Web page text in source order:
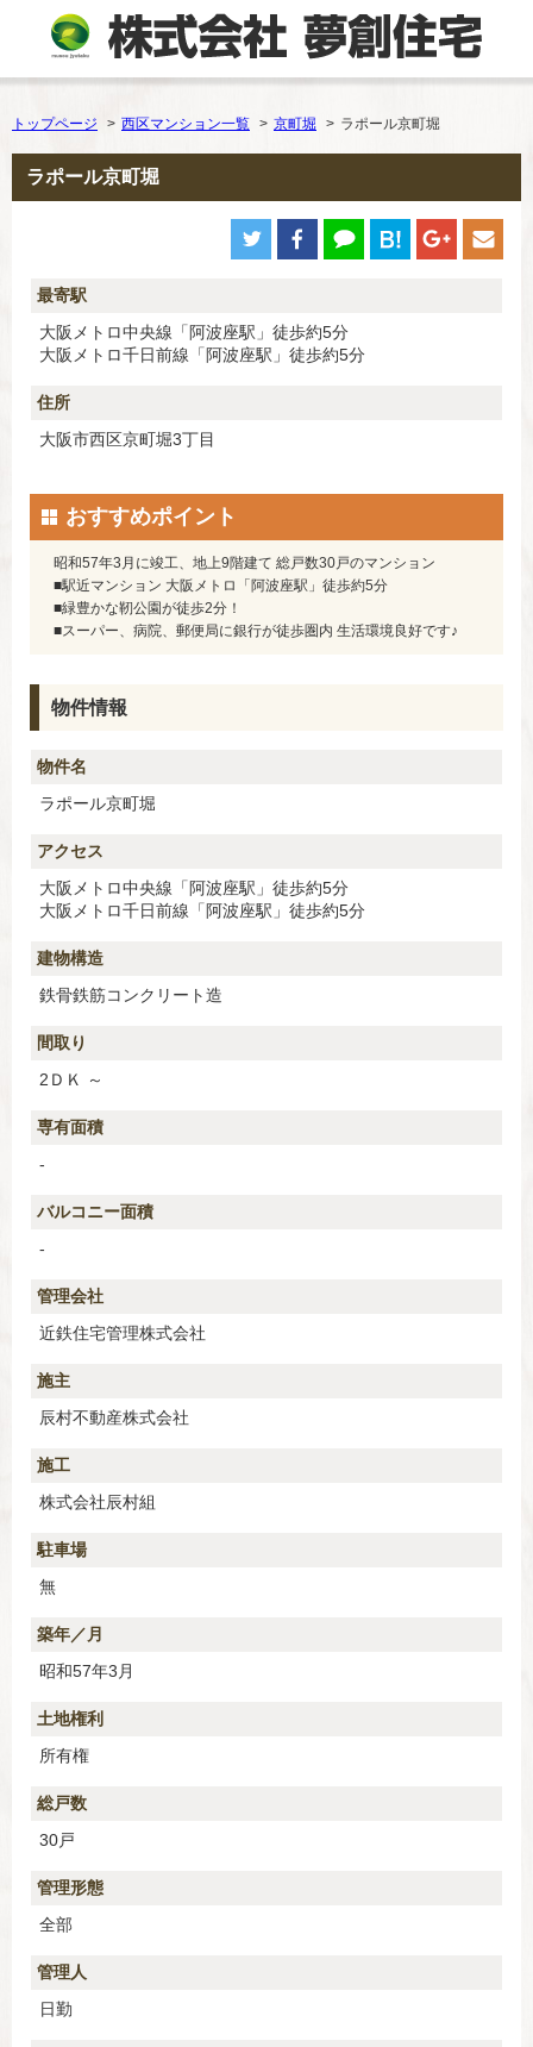
トップページ 西区マンション一覧 京町堀 ラポール京町堀
ラポール京町堀
最寄駅
大阪メトロ中央線「阿波座駅」徒歩約5分
大阪メトロ千日前線「阿波座駅」徒歩約5分
住所
大阪市西区京町堀3丁目
おすすめポイント
昭和57年3月に竣工、地上9階建て 総戸数30戸のマンション
■駅近マンション 大阪メトロ「阿波座駅」徒歩約5分
■緑豊かな靭公園が徒歩2分！
■スーパー、病院、郵便局に銀行が徒歩圏内 生活環境良好です♪
物件情報
物件名
ラポール京町堀
アクセス
大阪メトロ中央線「阿波座駅」徒歩約5分
大阪メトロ千日前線「阿波座駅」徒歩約5分
建物構造
鉄骨鉄筋コンクリート造
間取り
2ＤＫ ～
専有面積
-
バルコニー面積
-
管理会社
近鉄住宅管理株式会社
施主
辰村不動産株式会社
施工
株式会社辰村組
駐車場
無
築年／月
昭和57年3月
土地権利
所有権
総戸数
30戸
管理形態
全部
管理人
日勤